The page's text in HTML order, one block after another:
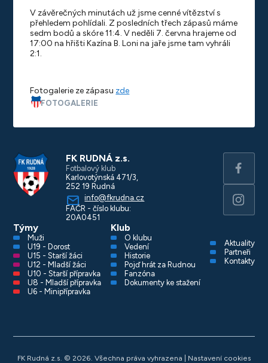
V závěrečných minutách už jsme cenné vítězství s
přehledem pohlídali. Z posledních třech zápasů máme
sedm bodů a skóre 11:4. V neděli 7. června hrajeme od
17:00 na hřišti Kazína B. Loni na jaře jsme tam vyhráli
2:1.
Fotogalerie ze zápasu zde
FOTOGALERIE
FK RUDNÁ z.s.
Fotbalový klub
Karlovotýnská 471/3,
252 19 Rudná
info@fkrudna.cz
FAČR - číslo klubu:
20A0451
Týmy
Muži
U19 - Dorost
U15 - Starší žáci
U12 - Mladší žáci
U10 - Starší přípravka
U8 - Mladší přípravka
U6 - Minipřípravka
Klub
O klubu
Vedení
Historie
Pojď hrát za Rudnou
Fanzóna
Dokumenty ke stažení
Aktuality
Partneři
Kontakty
FK Rudná z.s. © 2026. Všechna práva vyhrazena | Nastavení cookies